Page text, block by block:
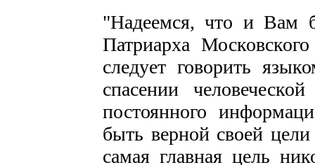
"Надеемся, что и Вам
Патриарха
следует говорить
спасении
постоянного
быть верной своей
самая главная цель